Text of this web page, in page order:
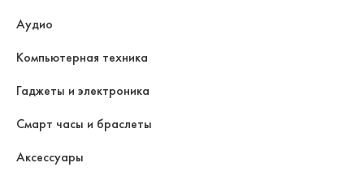
Аудио
Компьютерная техника
Гаджеты и электроника
Смарт часы и браслеты
Аксессуары